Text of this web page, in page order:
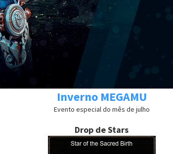
Inverno MEGAMU
Evento especial do mês de julho
Drop de Stars